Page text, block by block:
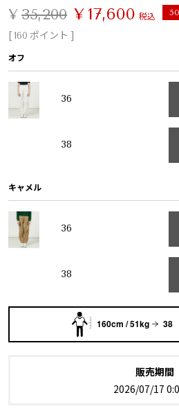
¥ 35,200 ¥17,600 税込
[160 ポイント ]
オフ
36
38
キャメル
36
38
160cm / 51kg 38
販売期間
2026/07/17